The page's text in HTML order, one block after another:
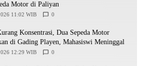
Motor di Paliyan
11:02 WIB 0
Konsentrasi, Dua Sepeda Motor
di Gading Playen, Mahasiswi Meninggal
12:29 WIB 0